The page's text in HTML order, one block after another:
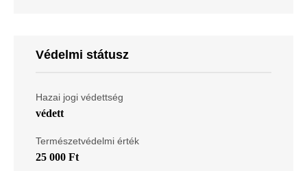
Védelmi státusz
Hazai jogi védettség
védett
Természetvédelmi érték
25 000 Ft